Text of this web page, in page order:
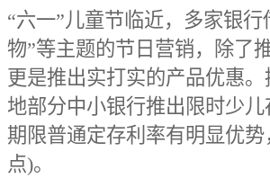
“六一”儿童节临近，多家银
物”等主题的节日营销，除了
更是推出实打实的产品优惠
地部分中小银行推出限时少
期限普通定存利率有明显优
点)。